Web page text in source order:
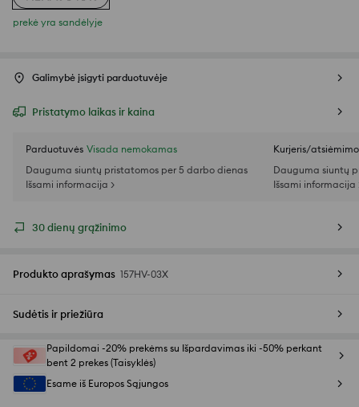
prekė yra sandėlyje
Galimybė įsigyti parduotuvėje
Pristatymo laikas ir kaina
Parduotuvės Visada nemokamas
Dauguma siuntų pristatomos per 5 darbo dienas
Išsami informacija >
Kurjeris/
Dauguma siuntų
Išsami informacija
30 dienų grąžinimo
Produkto aprašymas 157HV-03X
Sudėtis ir priežiūra
Papildomai -20% prekėms su Išpardavimas iki -50% perkant
bent 2 prekes (Taisyklės)
Esame iš Europos Sąjungos